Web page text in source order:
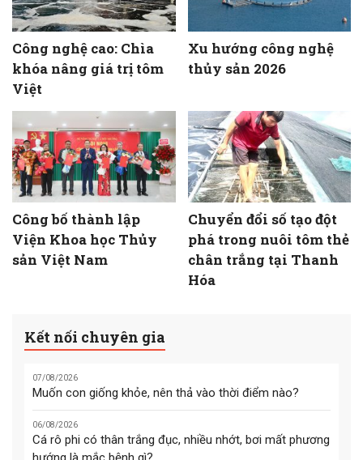
Công nghệ cao: Chìa
khóa nâng giá trị tôm
Việt
Xu hướng công nghệ
thủy sản 2026
Công bố thành lập
Viện Khoa học Thủy
sản Việt Nam
Chuyển đổi số tạo đột
phá trong nuôi tôm thẻ
chân trắng tại Thanh
Hóa
Kết nối chuyên gia
07/08/2026
Muốn con giống khỏe, nên thả vào thời điểm nào?
06/08/2026
Cá rô phi có thân trắng đục, nhiều nhớt, bơi mất phương